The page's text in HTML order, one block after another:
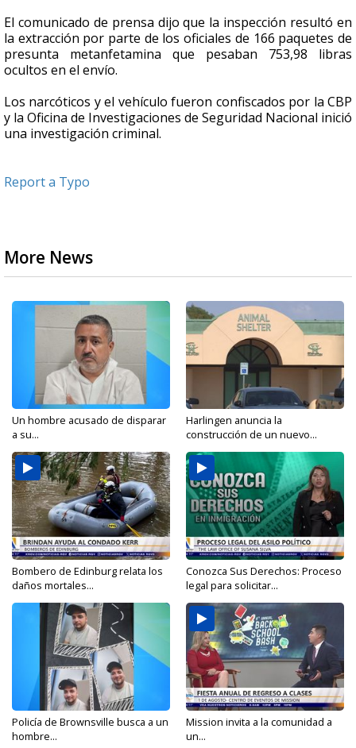
El comunicado de prensa dijo que la inspección resultó en
la extracción por parte de los oficiales de 166 paquetes de
presunta metanfetamina que pesaban 753,98 libras
ocultos en el envío.
Los narcóticos y el vehículo fueron confiscados por la CBP
y la Oficina de Investigaciones de Seguridad Nacional inició
una investigación criminal.
Report a Typo
More News
Un hombre acusado de disparar
a su...
Harlingen anuncia la
construcción de un nuevo...
Bombero de Edinburg relata los
daños mortales...
Conozca Sus Derechos: Proceso
legal para solicitar...
Policía de Brownsville busca a un
hombre...
Mission invita a la comunidad a
un...